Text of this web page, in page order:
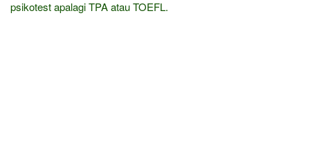
psikotest apalagi TPA atau TOEFL.